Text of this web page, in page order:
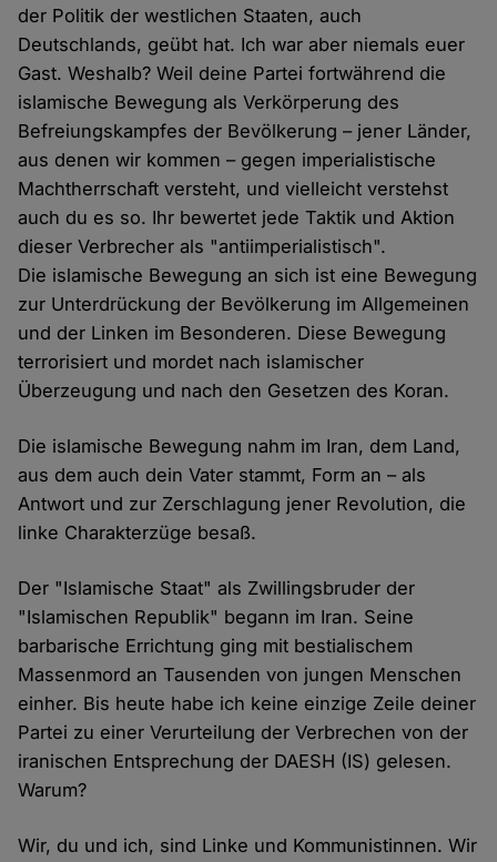
der Politik der westlichen Staaten, auch
Deutschlands, geübt hat. Ich war aber niemals euer
Gast. Weshalb? Weil deine Partei fortwährend die
islamische Bewegung als Verkörperung des
Befreiungskampfes der Bevölkerung – jener Länder,
aus denen wir kommen – gegen imperialistische
Machtherrschaft versteht, und vielleicht verstehst
auch du es so. Ihr bewertet jede Taktik und Aktion
dieser Verbrecher als "antiimperialistisch".
Die islamische Bewegung an sich ist eine Bewegung
zur Unterdrückung der Bevölkerung im Allgemeinen
und der Linken im Besonderen. Diese Bewegung
terrorisiert und mordet nach islamischer
Überzeugung und nach den Gesetzen des Koran.
Die islamische Bewegung nahm im Iran, dem Land,
aus dem auch dein Vater stammt, Form an – als
Antwort und zur Zerschlagung jener Revolution, die
linke Charakterzüge besaß.
Der "Islamische Staat" als Zwillingsbruder der
"Islamischen Republik" begann im Iran. Seine
barbarische Errichtung ging mit bestialischem
Massenmord an Tausenden von jungen Menschen
einher. Bis heute habe ich keine einzige Zeile deiner
Partei zu einer Verurteilung der Verbrechen von der
iranischen Entsprechung der DAESH (IS) gelesen.
Warum?
Wir, du und ich, sind Linke und Kommunistinnen. Wir